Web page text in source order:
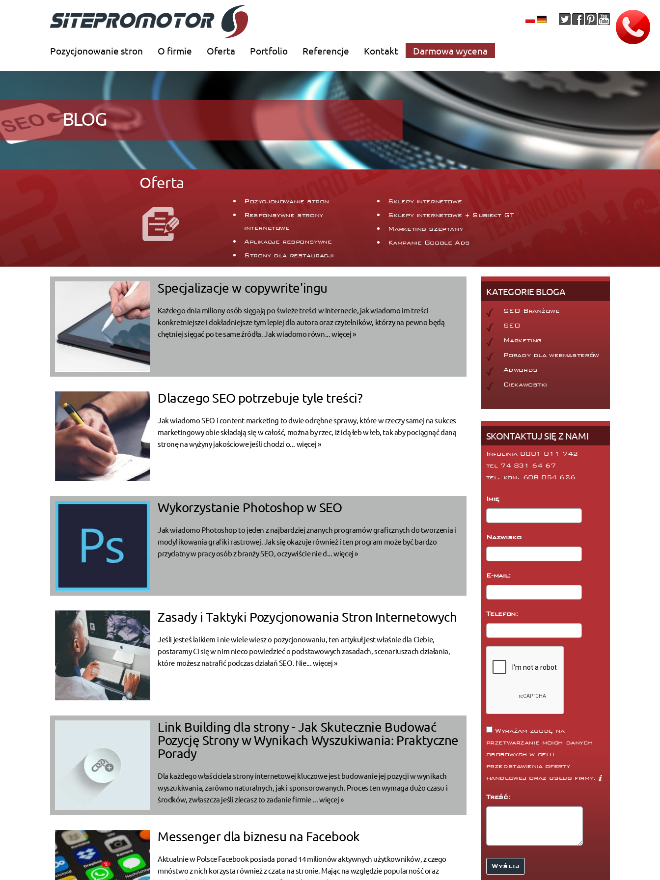
Pozycjonowanie stron O firmie Oferta Portfolio Referencje Kontakt Darmowa wycena
BLOG
Oferta
Pozycjonowanie stron
Responsywne strony
internetowe
Aplikacje responsywne
Strony dla restauracji
Sklepy internetowe
Sklepy internetowe + Subiekt GT
Marketing szeptany
Kampanie Google Ads
Specjalizacje w copywrite'ingu
Każdego dnia miliony osób sięgają po świeże treści w Internecie, jak wiadomo im treści
konkretniejsze i dokładniejsze tym lepiej dla autora oraz czytelników, którzy na pewno będą
chętniej sięgać po te same źródła. Jak wiadomo równ...więcej »
Dlaczego SEO potrzebuje tyle treści?
Jak wiadomo SEO i content marketing to dwie odrębne sprawy, które w rzeczy samej na sukces
marketingowy obie składają się w całość, można by rzec, iż idą łeb w łeb, tak aby pociągnąć daną
stronę na wyżyny jakościowe jeśli chodzi o... więcej »
Wykorzystanie Photoshop w SEO
Jak wiadomo Photoshop to jeden z najbardziej znanych programów graficznych do tworzenia i
modyfikowania grafiki rastrowej. Jak się okazuje również i ten program może być bardzo
przydatny w pracy osób z branży SEO, oczywiście nie d...więcej »
Zasady i Taktyki Pozycjonowania Stron Internetowych
Jeśli jesteś laikiem i nie wiele wiesz o pozycjonowaniu, ten artykuł jest właśnie dla Ciebie,
postaramy Ci się w nim nieco powiedzieć o podstawowych zasadach, scenariuszach działania,
które możesz natrafić podczas działań SEO. Nie...więcej »
Link Building dla strony - Jak Skutecznie Budować
Pozycję Strony w Wynikach Wyszukiwania: Praktyczne
Porady
Dla każdego właściciela strony internetowej kluczowe jest budowanie jej pozycji w wynikach
wyszukiwania, zarówno naturalnych, jak i sponsorowanych. Proces ten wymaga dużo czasu i
środków, zwłaszcza jeśli zlecasz to zadanie firmie ...więcej »
Messenger dla biznesu na Facebook
Aktualnie w Polsce Facebook posiada ponad 14 milionów aktywnych użytkowników, z czego
mnóstwo z nich korzysta również z czata na stronie. Mając na względzie popularność oraz
KATEGORIE BLOGA
SEO Branżowe
SEO
Marketing
Porady dla webmasterów
Adwords
Ciekawostki
SKONTAKTUJ SIĘ Z NAMI
Infolinia 0801 011 742
tel 74 831 64 67
tel. kom. 608 054 626
Imię
Nazwisko
E-mail:
Telefon:
Wyrażam zgodę na
przetwarzanie moich danych
osobowych w celu
przedstawienia oferty
handlowej oraz usług firmy.
Treść: